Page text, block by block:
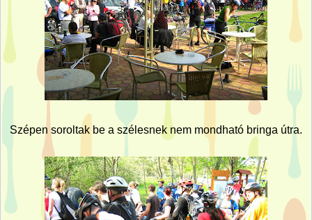
Szépen soroltak be a szélesnek nem mondható bringa útra.